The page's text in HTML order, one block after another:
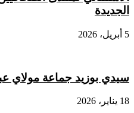
الجديدة
5 أبريل، 2026
سيدي بوزيد جماعة مولاي
18 يناير، 2026